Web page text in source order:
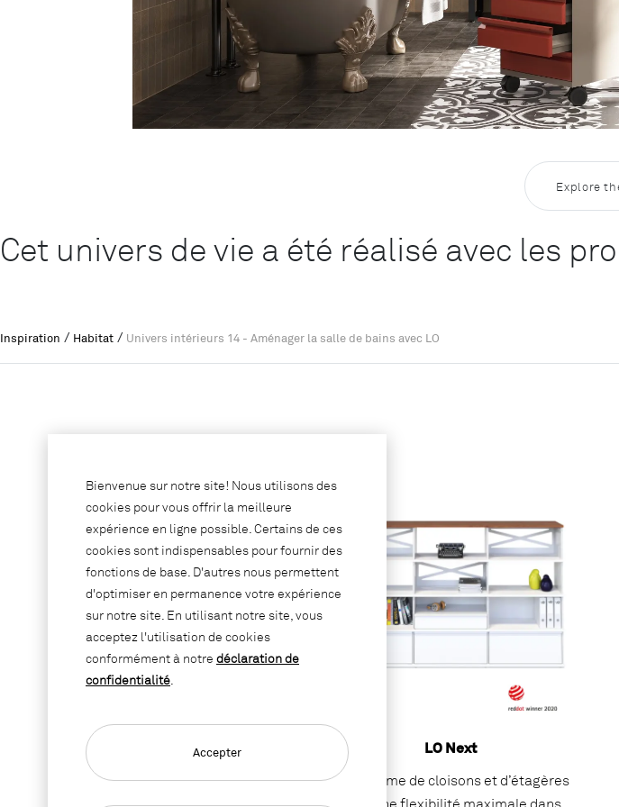
Explore
Cet univers de vie a été réalisé avec les
Inspiration / Habitat / Univers intérieurs 14 - Aménager la salle de bains avec LO
LO Next
Le système de cloisons et d’étagères
Bienvenue sur notre site! Nous utilisons des
cookies pour vous offrir la meilleure
expérience en ligne possible. Certains de ces
cookies sont indispensables pour fournir des
fonctions de base. D'autres nous permettent
d'optimiser en permanence votre expérience
sur notre site. En utilisant notre site, vous
acceptez l'utilisation de cookies
conformément à notre déclaration de
confidentialité.
Accepter